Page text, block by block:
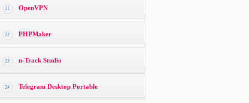
21 OpenVPN
22 PHPMaker
23 n-Track Studio
24 Telegram Desktop Portable